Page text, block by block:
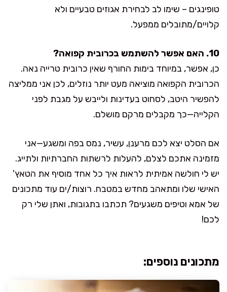
טופינגים – שימו לב לבחירת אגוזים טבעיים ולא
קלויים/מתובלים ממפעל.
10. האם אפשר להשתמש בכרובית קפואה?
כן, אפשר, במיוחד בימות החורף שאין כרובית טרייה נאה.
הכרובית הקפואה מוציאה מעט יותר נוזלים, לכן אני ממליצה
להפשיר היטב, לסחוט בעדינות ולייבש על מגבת לפני
הקלייה—כך מקבלים מרקם מושלם.
אם הסלט יצא לכם מרענן, עשיר, נמס בפה ומשגע—אני
מזמינה אתכם לצלם, להעלות לרשתות החברתיות ולתייג.
יש לי חולשה אמיתית לראות איך כל אחד מוסיף את הטאץ'
האישי שלו ומתאהב מחדש במטבח. רוצות/ים עוד מתכונים
של אמא וטיפים משגעים? תכתבו בתגובות, ואתן שלי רק
לכם!
מתכונים נוספים: